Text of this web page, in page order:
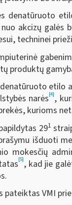
denatūruoto
akcizų galės
techninei
produktų
etilo
narės[4],
kurioms
291
išduoti
mokesčių
[5], kad jie
pateiktas VMI